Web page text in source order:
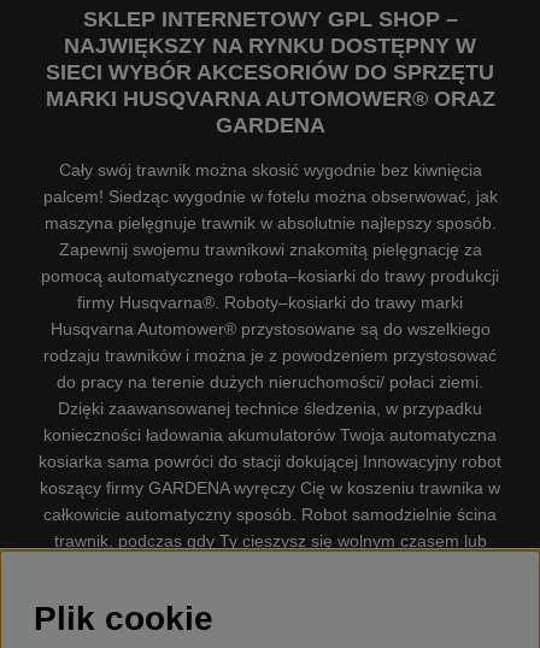
SKLEP INTERNETOWY GPL SHOP –
NAJWIĘKSZY NA RYNKU DOSTĘPNY W
SIECI WYBÓR AKCESORIÓW DO SPRZĘTU
MARKI HUSQVARNA AUTOMOWER® ORAZ
GARDENA
Cały swój trawnik można skosić wygodnie bez kiwnięcia
palcem! Siedząc wygodnie w fotelu można obserwować, jak
maszyna pielęgnuje trawnik w absolutnie najlepszy sposób.
Zapewnij swojemu trawnikowi znakomitą pielęgnację za
pomocą automatycznego robota–kosiarki do trawy produkcji
firmy Husqvarna®. Roboty–kosiarki do trawy marki
Husqvarna Automower® przystosowane są do wszelkiego
rodzaju trawników i można je z powodzeniem przystosować
do pracy na terenie dużych nieruchomości/ połaci ziemi.
Dzięki zaawansowanej technice śledzenia, w przypadku
konieczności ładowania akumulatorów Twoja automatyczna
kosiarka sama powróci do stacji dokującej Innowacyjny robot
koszący firmy GARDENA wyręczy Cię w koszeniu trawnika w
całkowicie automatyczny sposób. Robot samodzielnie ścina
trawnik, podczas gdy Ty cieszysz się wolnym czasem lub
dostępną na rynku. Firma nasza dysponuje. Gplshop
Plik cookie